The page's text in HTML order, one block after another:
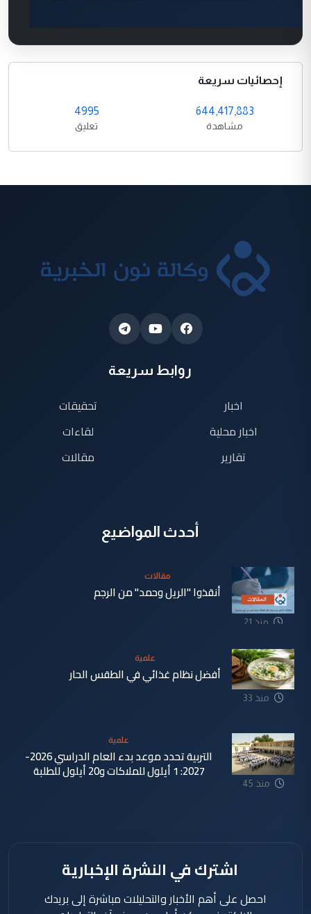
إحصائيات سريعة
644,417,883
مشاهدة
4995
تعليق
روابط سريعة
اخبار
اخبار محلية
تقارير
تحقيقات
لقاءات
مقالات
أحدث المواضيع
منذ 21
مقالات
أنقذوا "الريل وحمد" من الرجم
منذ 33
علمية
أفضل نظام غذائي في الطقس الحار
منذ 45
علمية
التربية تحدد موعد بدء العام الدراسي 2026-
2027: 1 أيلول للملاكات و20 أيلول للطلبة
اشترك في النشرة الإخبارية
احصل على أهم الأخبار والتحليلات مباشرة إلى بريدك